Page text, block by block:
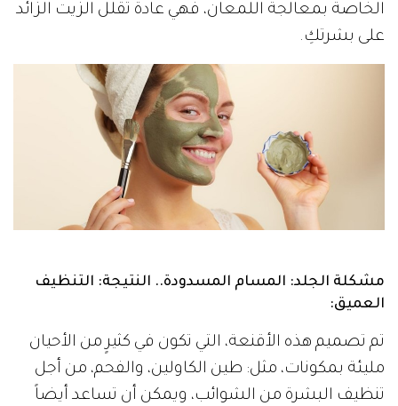
الخاصة بمعالجة اللمعان، فهي عادة تقلل الزيت الزائد
على بشرتكِ.
مشكلة الجلد: المسام المسدودة.. النتيجة: التنظيف
العميق:
تم تصميم هذه الأقنعة، التي تكون في كثيرٍ من الأحيان
مليئة بمكونات، مثل: طين الكاولين، والفحم، من أجل
تنظيف البشرة من الشوائب، ويمكن أن تساعد أيضاً